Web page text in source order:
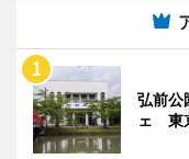
弘前公
ェ 東